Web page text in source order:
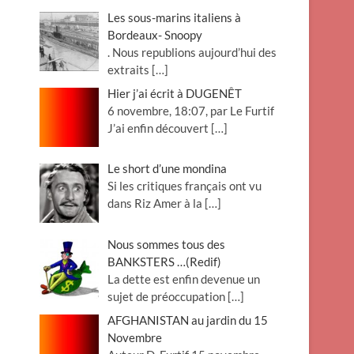
Les sous-marins italiens à
Bordeaux- Snoopy
. Nous republions aujourd’hui des
extraits […]
Hier j’ai écrit à DUGENÊT
6 novembre, 18:07, par Le Furtif
J’ai enfin découvert […]
Le short d’une mondina
Si les critiques français ont vu
dans Riz Amer à la […]
Nous sommes tous des
BANKSTERS …(Redif)
La dette est enfin devenue un
sujet de préoccupation […]
AFGHANISTAN au jardin du 15
Novembre